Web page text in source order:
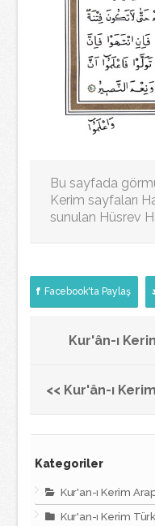
Bu sayfada
Kerim sayfaları
sunulan Hüsrev
Facebook'ta Paylaş
Kur'ân-ı
<< Kur'ân-ı
Kategoriler
Kur'an-ı Kerim
Kur'an-ı Kerim